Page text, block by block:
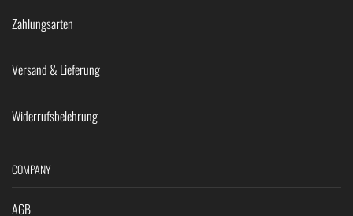
Zahlungsarten
Versand & Lieferung
Widerrufsbelehrung
COMPANY
AGB